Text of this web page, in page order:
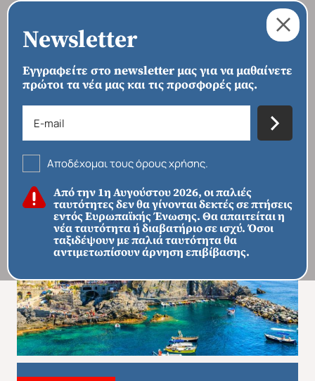
Newsletter
Εγγραφείτε στο newsletter μας για να μαθαίνετε
πρώτοι τα νέα μας και τις προσφορές μας.
Αποδέχομαι τους όρους χρήσης.
Από την 1η Αυγούστου 2026, οι παλιές
ταυτότητες δεν θα γίνονται δεκτές σε πτήσεις
εντός Ευρωπαϊκής Ένωσης. Θα απαιτείται η
νέα ταυτότητα ή διαβατήριο σε ισχύ. Όσοι
ταξιδέψουν με παλιά ταυτότητα θα
αντιμετωπίσουν άρνηση επιβίβασης.
ΑΡΧΙΚΗ › ΠΡΟΟΡΙΣΜΟΙ › ΕΥΡΏΠΗ › ΙΤΑΛΊΑ
Κοσμοπολίτικη Νίκαια -
Γαλλοιταλική Ριβιέρα